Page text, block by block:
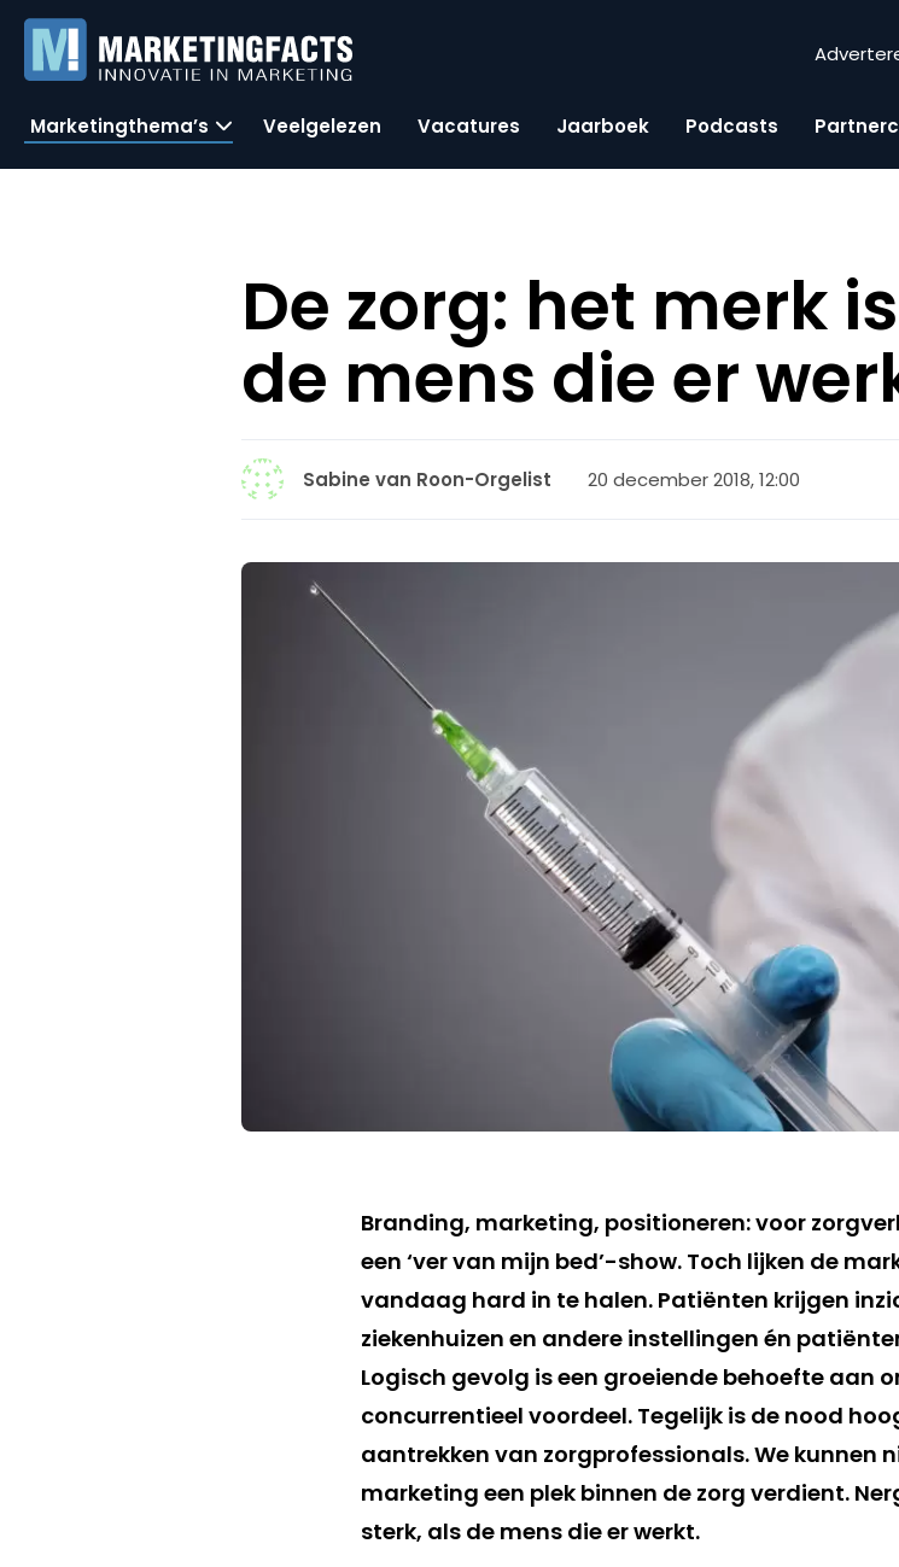
Marketingthema’s Veelgelezen Vacatures Jaarboek Podcasts
De zorg: het merk
de mens die er
Sabine van Roon-Orgelist 20 december 2018, 12:00
Branding, marketing, positioneren: voor
een ‘ver van mijn bed’-show. Toch lijken de
vandaag hard in te halen. Patiënten krijgen
ziekenhuizen en andere instellingen én
Logisch gevolg is een groeiende behoefte aan
concurrentieel voordeel. Tegelijk is de nood
aantrekken van zorgprofessionals. We kunnen
marketing een plek binnen de zorg verdient.
sterk, als de mens die er werkt.